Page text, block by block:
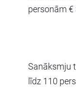
personām €
Sanāksmju
līdz 110